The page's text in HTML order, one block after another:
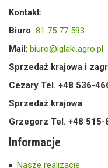
Kontakt:
Biuro 81 75 77 593
Mail: biuro@iglaki.agro.pl
Sprzedaż krajowa i
Cezary Tel. +48 536-
Sprzedaż krajowa
Grzegorz Tel. +48 515-
Informacje
Nasze realizacje